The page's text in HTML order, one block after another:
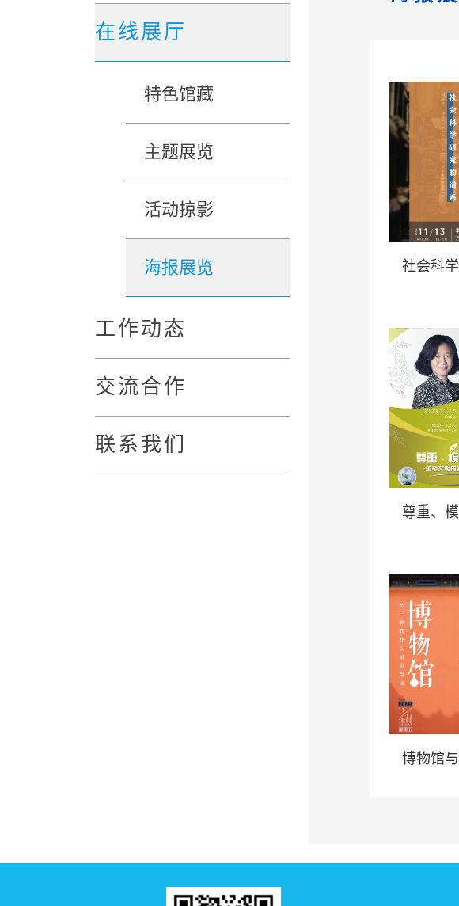
在线展厅
特色馆藏
主题展览
活动掠影
海报展览
工作动态
交流合作
联系我们